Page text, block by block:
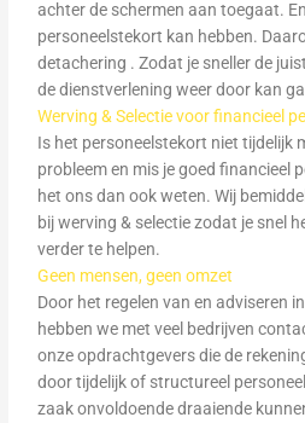
achter de schermen aan toegaat.
personeelstekort kan hebben.
detachering . Zodat je sneller de
de dienstverlening weer door kan
Werving & Selectie voor financieel
Is het personeelstekort niet tijdelijk
probleem en mis je goed financieel
het ons dan ook weten. Wij
bij werving & selectie zodat je snel
verder te helpen.
Geen mensen, geen omzet
Door het regelen van en adviseren
hebben we met veel bedrijven
onze opdrachtgevers die de
door tijdelijk of structureel
zaak onvoldoende draaiende